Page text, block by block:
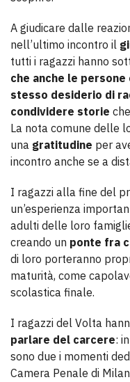
A giudicare dalle
nell’ultimo incontro il
tutti i ragazzi hanno
che anche le
stesso desiderio di
condividere storie
La nota comune delle
una gratitudine per
incontro anche se a
I ragazzi alla fine del
un’esperienza
adulti delle loro
creando un ponte fra
di loro porteranno
maturità, come
scolastica finale.
I ragazzi del Volta
parlare del carcere:
sono due i momenti
Camera Penale di